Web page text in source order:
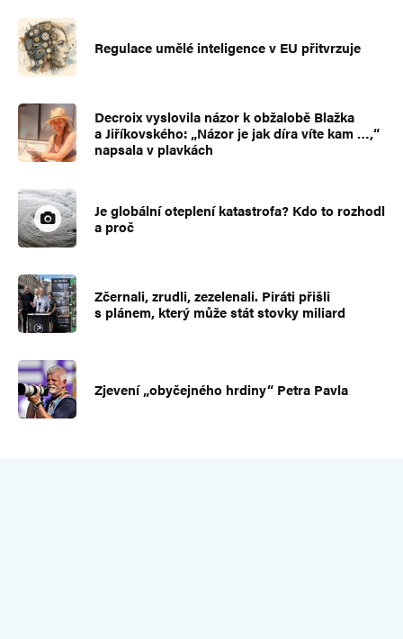
Regulace umělé inteligence v EU přitvrzuje
Decroix vyslovila názor k obžalobě Blažka
a Jiříkovského: „Názor je jak díra víte kam …,“
napsala v plavkách
Je globální oteplení katastrofa? Kdo to rozhodl
a proč
Zčernali, zrudli, zezelenali. Piráti přišli
s plánem, který může stát stovky miliard
Zjevení „obyčejného hrdiny“ Petra Pavla